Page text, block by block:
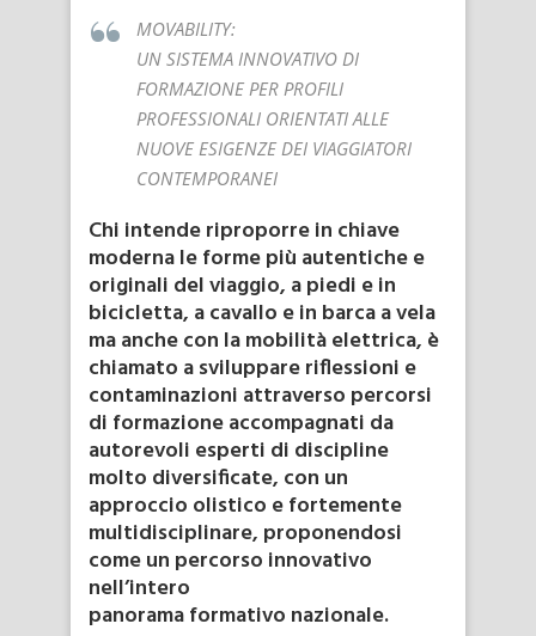
MOVABILITY:
UN SISTEMA INNOVATIVO DI
FORMAZIONE PER PROFILI
PROFESSIONALI ORIENTATI ALLE
NUOVE ESIGENZE DEI VIAGGIATORI
CONTEMPORANEI
Chi intende riproporre in chiave
moderna le forme più autentiche e
originali del viaggio, a piedi e in
bicicletta, a cavallo e in barca a vela
ma anche con la mobilità elettrica, è
chiamato a sviluppare riflessioni e
contaminazioni attraverso percorsi
di formazione accompagnati da
autorevoli esperti di discipline
molto diversificate, con un
approccio olistico e fortemente
multidisciplinare, proponendosi
come un percorso innovativo
nell’intero
panorama formativo nazionale.